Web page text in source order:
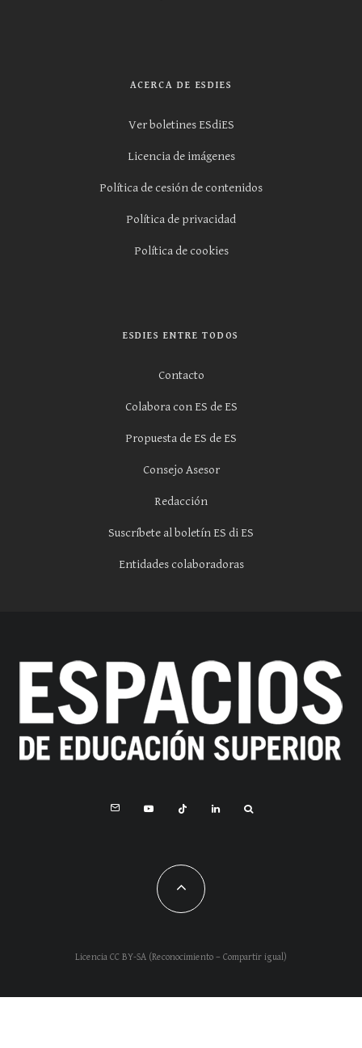
ACERCA DE ESDIES
Ver boletines ESdiES
Licencia de imágenes
Política de cesión de contenidos
Política de privacidad
Política de cookies
ESDIES ENTRE TODOS
Contacto
Colabora con ES de ES
Propuesta de ES de ES
Consejo Asesor
Redacción
Suscríbete al boletín ES di ES
Entidades colaboradoras
Licencia CC BY-SA (Reconocimiento – Compartir igual)